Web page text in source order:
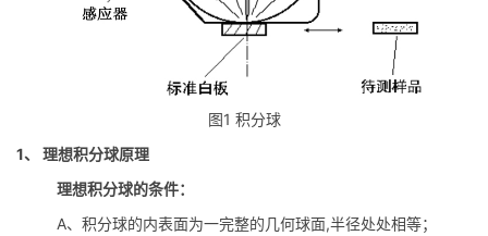
图 1 积分球
1、 理想积分球原理
理想积分球的条件：
A、积分球的内表面为一完整的几何球面,半径处处相等；